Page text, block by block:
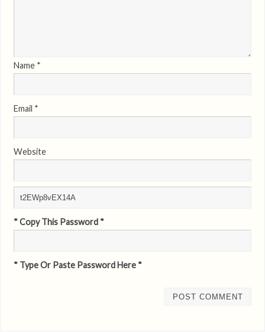
Name *
Email *
Website
* Copy This Password *
* Type Or Paste Password Here *